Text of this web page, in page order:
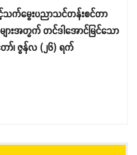
င့်သက်မွေးပညာသင်တန်းစင်တာ
ားအတွက် တင်ဒါအောင်မြင်သော
ော်၊ ဇွန်လ (၂၆) ရက်